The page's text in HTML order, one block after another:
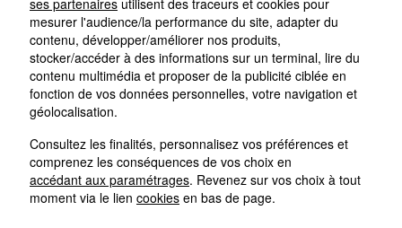
ses partenaires utilisent des traceurs et cookies pour
mesurer l'audience/la performance du site, adapter du
contenu, développer/améliorer nos produits,
stocker/accéder à des informations sur un terminal, lire du
contenu multimédia et proposer de la publicité ciblée en
fonction de vos données personnelles, votre navigation et
géolocalisation.
Consultez les finalités, personnalisez vos préférences et
comprenez les conséquences de vos choix en
accédant aux paramétrages. Revenez sur vos choix à tout
moment via le lien cookies en bas de page.